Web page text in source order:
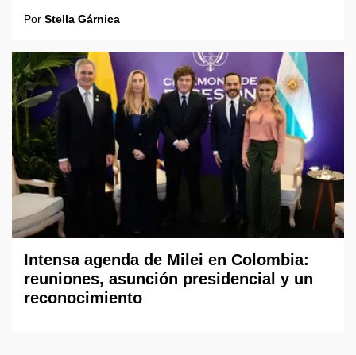
Por Stella Gárnica
Intensa agenda de Milei en Colombia:
reuniones, asunción presidencial y un
reconocimiento